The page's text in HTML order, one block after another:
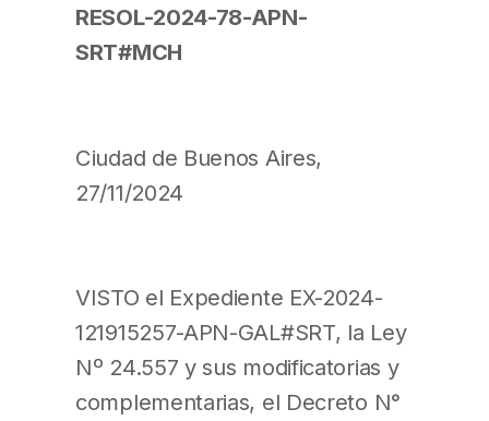
RESOL-2024-78-APN-
SRT#MCH
Ciudad de Buenos Aires,
27/11/2024
VISTO el Expediente EX-2024-
121915257-APN-GAL#SRT, la Ley
Nº 24.557 y sus modificatorias y
complementarias, el Decreto N°